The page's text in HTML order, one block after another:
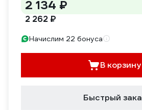
2 134 ₽
2 262 ₽
Начислим 22 бонуса
В корзину
Быстрый